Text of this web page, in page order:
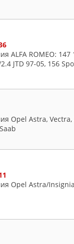
ALFA ROMEO: 147
JTD 97-05, 156
Opel Astra, Vectra,
Opel Astra/